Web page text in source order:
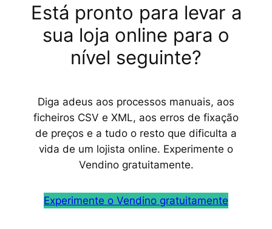
Está pronto para levar a
sua loja online para o
nível seguinte?
Diga adeus aos processos manuais, aos
ficheiros CSV e XML, aos erros de fixação
de preços e a tudo o resto que dificulta a
vida de um lojista online. Experimente o
Vendino gratuitamente.
Experimente o Vendino gratuitamente